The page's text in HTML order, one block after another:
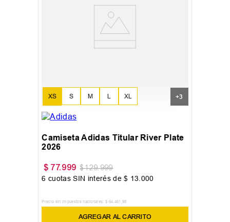
S L
M XL
XS
XXL
+3
Camiseta Adidas Titular River Plate
2026
$ 77.999 $ 129.999
6 cuotas SIN interés de$ 13 000
Precio sin impuestos nacionales: $ 64 461 98
AGREGAR AL CARRITO